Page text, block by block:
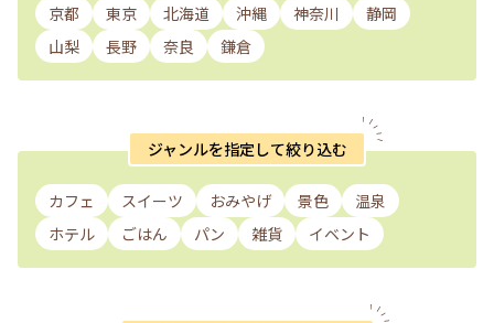
京都 東京 北海道 沖縄 神奈川
静岡
山梨
長野 奈良 鎌倉
ジャンルを指定して絞り込む
カフェ スイーツ おみやげ 景色
温泉
ホテル
ごはん パン 雑貨 イベント